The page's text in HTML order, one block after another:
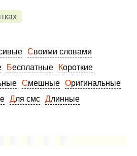
Своими словами
Бесплатные
Короткие
Смешные
Оригинальные
Для смс
Длинные